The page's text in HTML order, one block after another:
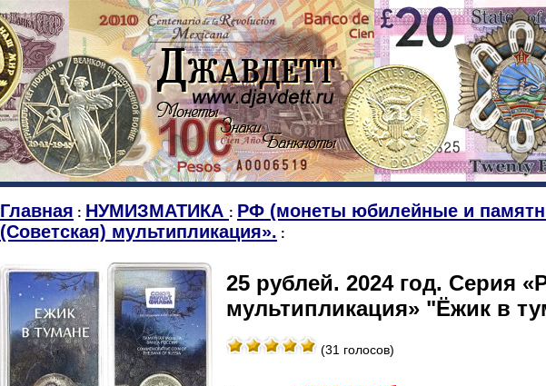
Главная : НУМИЗМАТИКА : РФ (монеты юбилейные и
(Советская) мультипликация». :
25 рублей. 2024 год. Серия
мультипликация» "Ёжик в
(31 голосов)